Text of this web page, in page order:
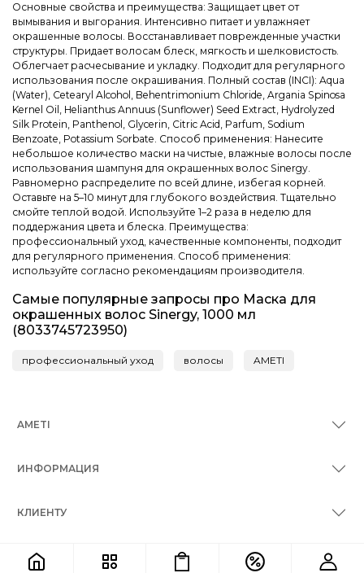
Основные свойства и преимущества: Защищает цвет от
вымывания и выгорания. Интенсивно питает и увлажняет
окрашенные волосы. Восстанавливает поврежденные участки
структуры. Придает волосам блеск, мягкость и шелковистость.
Облегчает расчесывание и укладку. Подходит для регулярного
использования после окрашивания. Полный состав (INCI): Aqua
(Water), Cetearyl Alcohol, Behentrimonium Chloride, Argania Spinosa
Kernel Oil, Helianthus Annuus (Sunflower) Seed Extract, Hydrolyzed
Silk Protein, Panthenol, Glycerin, Citric Acid, Parfum, Sodium
Benzoate, Potassium Sorbate. Способ применения: Нанесите
небольшое количество маски на чистые, влажные волосы после
использования шампуня для окрашенных волос Sinergy.
Равномерно распределите по всей длине, избегая корней.
Оставьте на 5–10 минут для глубокого воздействия. Тщательно
смойте теплой водой. Используйте 1–2 раза в неделю для
поддержания цвета и блеска. Преимущества:
профессиональный уход, качественные компоненты, подходит
для регулярного применения. Способ применения:
используйте согласно рекомендациям производителя.
Самые популярные запросы про Маска для
окрашенных волос Sinergy, 1000 мл
(8033745723950)
профессиональный уход волосы AMETI
AMETI
ИНФОРМАЦИЯ
КЛИЕНТУ
КОНТАКТЫ